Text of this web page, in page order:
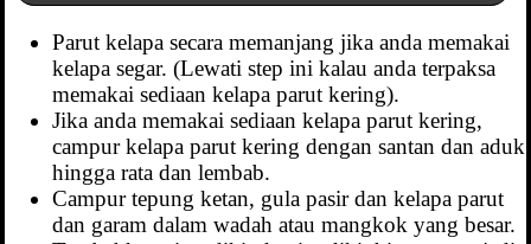
Parut kelapa secara memanjang jika anda memakai
kelapa segar. (Lewati step ini kalau anda terpaksa
memakai sediaan kelapa parut kering).
Jika anda memakai sediaan kelapa parut kering,
campur kelapa parut kering dengan santan dan aduk
hingga rata dan lembab.
Campur tepung ketan, gula pasir dan kelapa parut
dan garam dalam wadah atau mangkok yang besar.